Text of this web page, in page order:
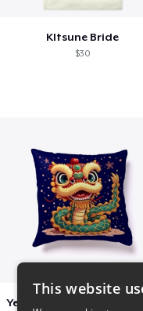
KItsune Bride
$30
This website